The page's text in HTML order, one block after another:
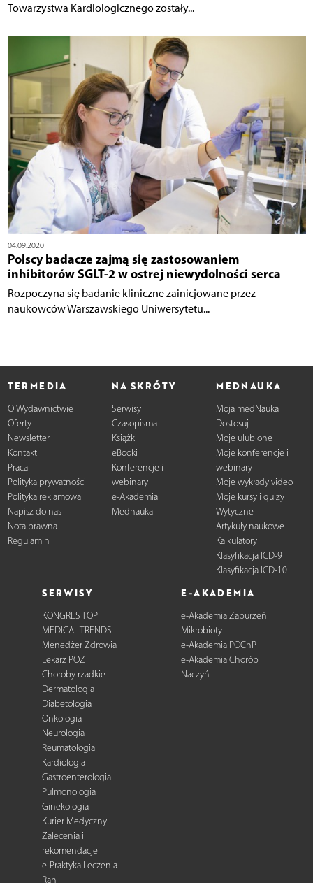
Towarzystwa Kardiologicznego zostały...
04.09.2020
Polscy badacze zajmą się zastosowaniem
inhibitorów SGLT-2 w ostrej niewydolności serca
Rozpoczyna się badanie kliniczne zainicjowane przez
naukowców Warszawskiego Uniwersytetu...
TERMEDIA
O Wydawnictwie
Oferty
Newsletter
Kontakt
Praca
Polityka prywatności
Polityka reklamowa
Napisz do nas
Nota prawna
Regulamin
NA SKRÓTY
Serwisy
Czasopisma
Książki
eBooki
Konferencje i
webinary
e-Akademia
Mednauka
MEDNAUKA
Moja medNauka
Dostosuj
Moje ulubione
Moje konferencje i
webinary
Moje wykłady video
Moje kursy i quizy
Wytyczne
Artykuły naukowe
Kalkulatory
Klasyfikacja ICD-9
Klasyfikacja ICD-10
SERWISY
KONGRES TOP
MEDICAL TRENDS
Menedżer Zdrowia
Lekarz POZ
Choroby rzadkie
Dermatologia
Diabetologia
Onkologia
Neurologia
Reumatologia
Kardiologia
Gastroenterologia
Pulmonologia
Ginekologia
Kurier Medyczny
Zalecenia i
rekomendacje
e-Praktyka Leczenia
Ran
E-AKADEMIA
e-Akademia Zaburzeń
Mikrobioty
e-Akademia POChP
e-Akademia Chorób
Naczyń